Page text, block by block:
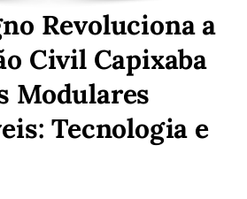
Revoluciona a
Civil Capixaba
Modulares
Tecnologia e